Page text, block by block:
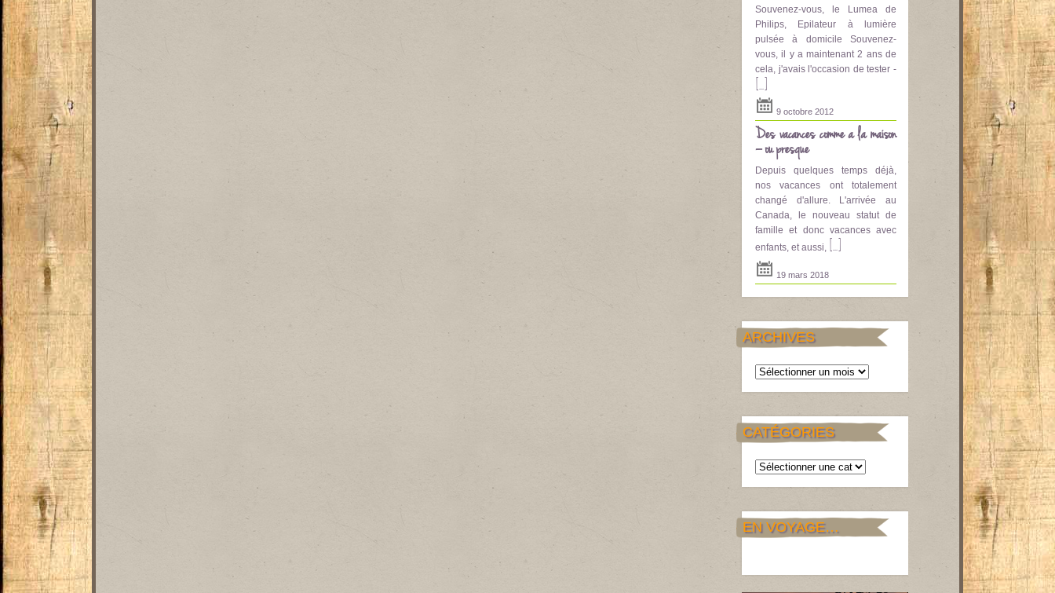
Souvenez-vous, le Lumea de
Philips, Epilateur à lumière
pulsée à domicile Souvenez-
vous, il y a maintenant 2 ans de
cela, j'avais l'occasion de tester -
[...]
9 octobre 2012
Des vacances comme à la maison
– ou presque
Depuis quelques temps déjà,
nos vacances ont totalement
changé d'allure. L'arrivée au
Canada, le nouveau statut de
famille et donc vacances avec
enfants, et aussi, [...]
19 mars 2018
ARCHIVES
Archives
CATÉGORIES
Catégories
EN VOYAGE…